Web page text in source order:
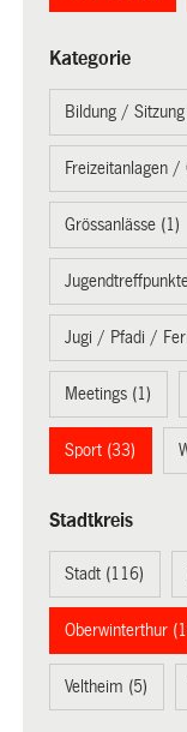
Kategorie
Bildung /
Freizeitanlagen
Grössanlässe (1)
Jugi / Pfadi /
Meetings (1)
Sport (33)
Stadtkreis
Stadt (116)
Oberwinterthur
Veltheim (5)